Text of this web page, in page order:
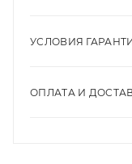
УСЛОВИЯ
ОПЛАТА И